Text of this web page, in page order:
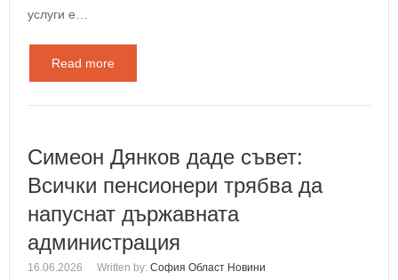
услуги е…
Read more
Симеон Дянков даде съвет:
Всички пенсионери трябва да
напуснат държавната
администрация
16.06.2026 Written by: София Област Новини